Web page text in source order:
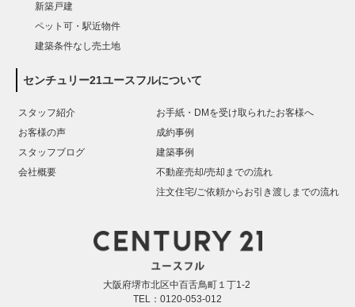
新築戸建
ペット可・駅近物件
建築条件なし売土地
センチュリー21ユースフルについて
スタッフ紹介
お客様の声
スタッフブログ
会社概要
お手紙・DMを受け取られたお客様へ
成約事例
建築事例
不動産売却/売却までの流れ
注文住宅/ご依頼からお引き渡しまでの流れ
大阪府堺市北区中百舌鳥町１丁1-2
TEL：0120-053-012